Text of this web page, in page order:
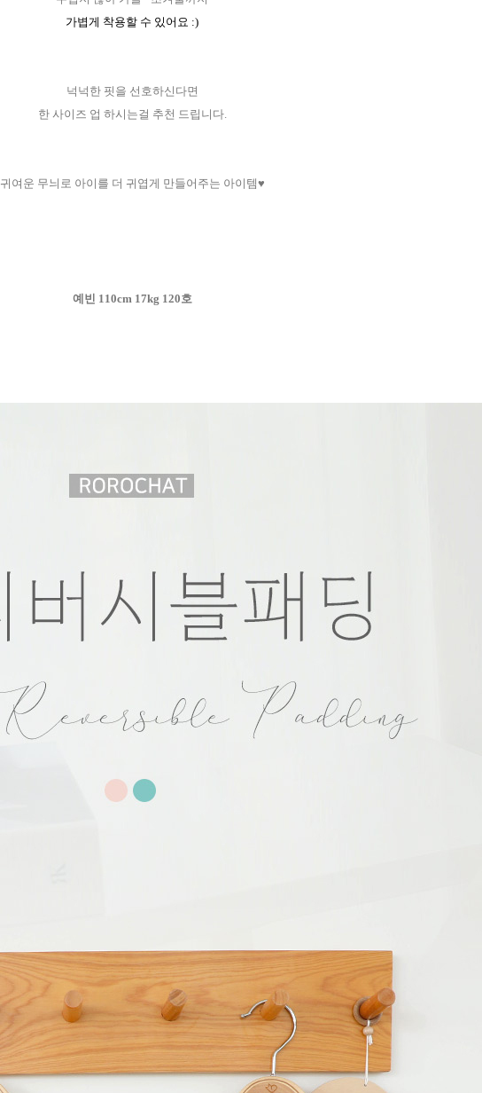
가볍게 착용할 수 있어요 :)
넉넉한 핏을 선호하신다면
한 사이즈 업 하시는걸 추천 드립니다.
귀여운 무늬로 아이를 더 귀엽게 만들어주는 아이템♥
예빈 110cm 17kg 120호